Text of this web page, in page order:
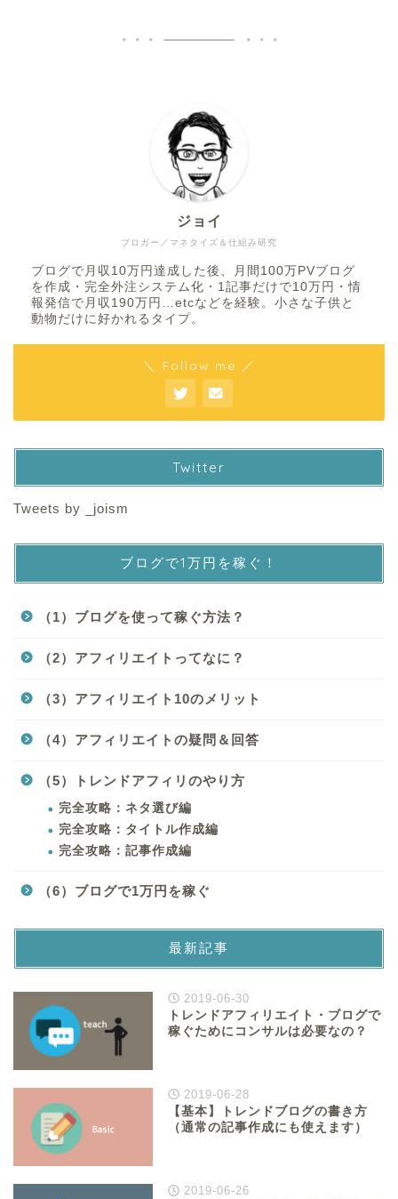
ブロガー／マネタイズ＆仕組み研究
ジョイ
ブログで月収10万円達成した後、月間100万PVブログ
を作成・完全外注システム化・1記事だけで10万円・情
報発信で月収190万円…etcなどを経験。小さな子供と
動物だけに好かれるタイプ。
＼ Follow me ／
Twitter
Tweets by _joism
ブログで1万円を稼ぐ！
（1）ブログを使って稼ぐ方法？
（2）アフィリエイトってなに？
（3）アフィリエイト10のメリット
（4）アフィリエイトの疑問＆回答
（5）トレンドアフィリのやり方
完全攻略：ネタ選び編
完全攻略：タイトル作成編
完全攻略：記事作成編
（6）ブログで1万円を稼ぐ
最新記事
2019-06-30
トレンドアフィリエイト・ブログで
稼ぐためにコンサルは必要なの？
2019-06-28
【基本】トレンドブログの書き方
（通常の記事作成にも使えます）
2019-06-26